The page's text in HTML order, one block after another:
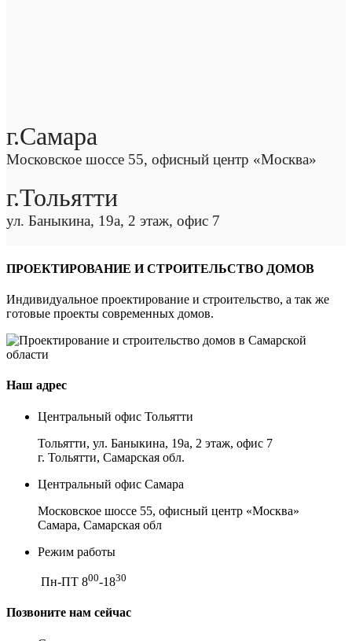
г.Самара
Московское шоссе 55, офисный центр «Москва»
г.Тольятти
ул. Баныкина, 19а, 2 этаж, офис 7
ПРОЕКТИРОВАНИЕ И СТРОИТЕЛЬСТВО ДОМОВ
Индивидуальное проектирование и строительство, а так же
готовые проекты современных домов.
Наш адрес
Центральный офис Тольятти
Тольятти, ул. Баныкина, 19а, 2 этаж, офис 7
г. Тольятти, Самарская обл.
Центральный офис Самара
Московское шоссе 55, офисный центр «Москва»
Самара, Самарская обл
Режим работы
Пн-ПТ 800-1830
Позвоните нам сейчас